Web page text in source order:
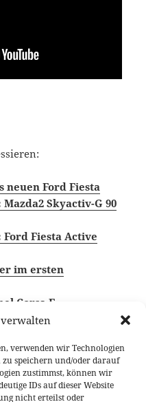
verwenden wir Technologien
speichern und/oder darauf
zustimmst, können wir
IDs auf dieser Website
nicht erteilst oder
neuen Ford Fiesta
Skyactiv-G 90
Fiesta Active
im ersten
Corsa F
Kategorien
Fahrberichte Schlagwörter
Ford